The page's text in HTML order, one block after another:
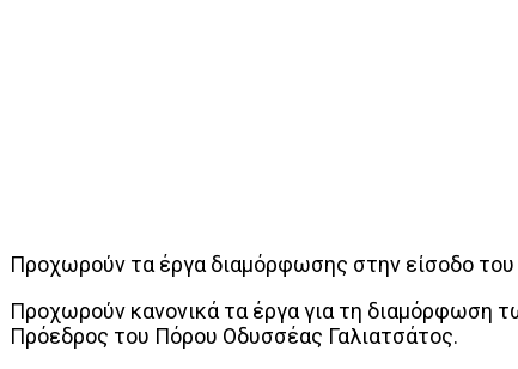
Προχωρούν τα έργα διαμόρφωσης στην είσοδο
Προχωρούν κανονικά τα έργα για τη διαμόρφωση
Πρόεδρος του Πόρου Οδυσσέας Γαλιατσάτος.